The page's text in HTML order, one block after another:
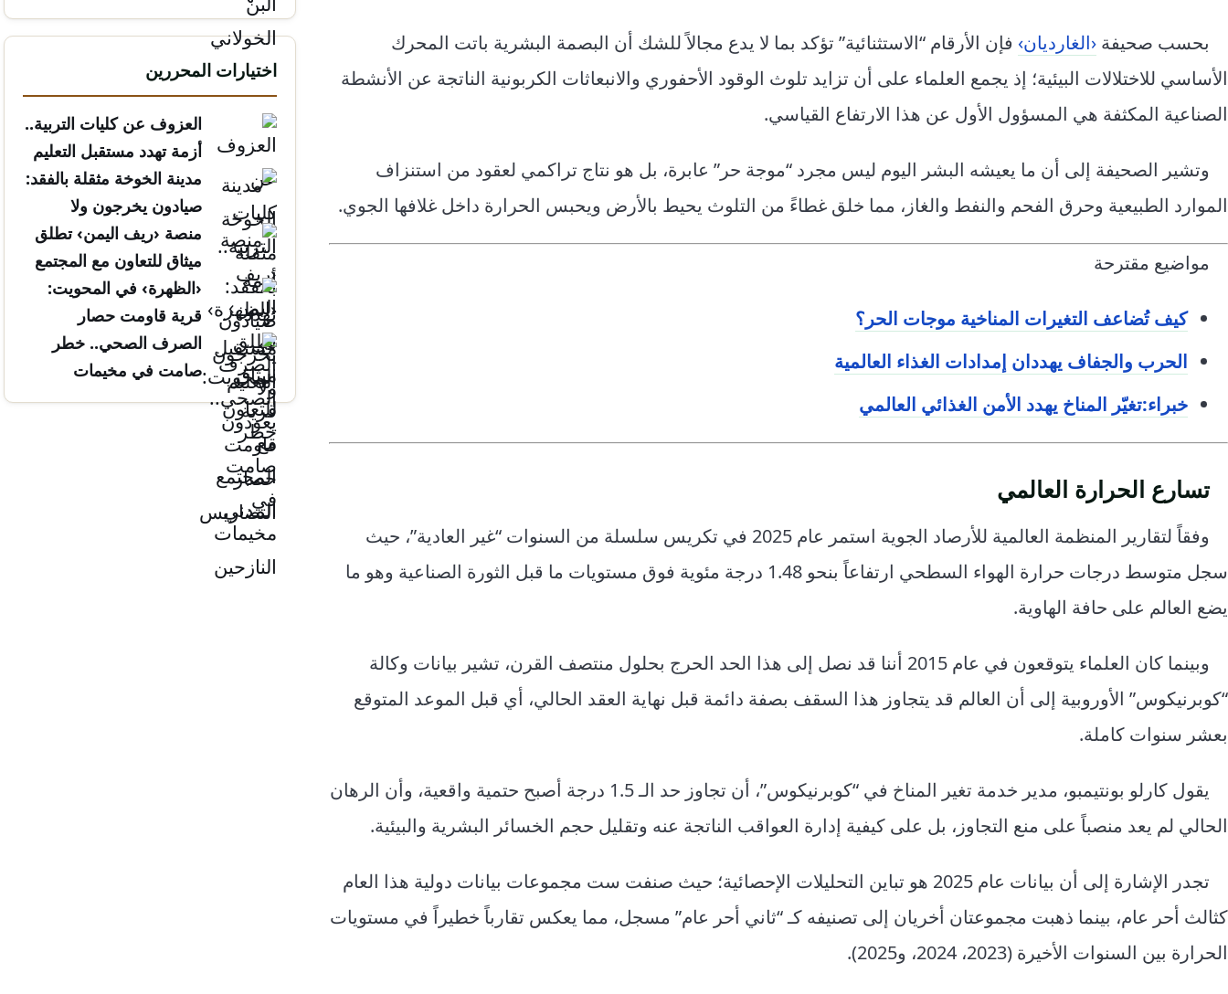
بحسب صحيفة ‹الغارديان› فإن الأرقام “الاستثنائية” تؤكد بما لا يدع مجالاً للشك أن البصمة البشرية باتت المحرك
الأساسي للاختلالات البيئية؛ إذ يجمع العلماء على أن تزايد تلوث الوقود الأحفوري والانبعاثات الكربونية الناتجة عن الأنشطة
الصناعية المكثفة هي المسؤول الأول عن هذا الارتفاع القياسي.
وتشير الصحيفة إلى أن ما يعيشه البشر اليوم ليس مجرد “موجة حر” عابرة، بل هو نتاج تراكمي لعقود من استنزاف
الموارد الطبيعية وحرق الفحم والنفط والغاز، مما خلق غطاءً من التلوث يحيط بالأرض ويحبس الحرارة داخل غلافها الجوي.
مواضيع مقترحة
كيف تُضاعف التغيرات المناخية موجات الحر؟
الحرب والجفاف يهددان إمدادات الغذاء العالمية
خبراء:تغيّر المناخ يهدد الأمن الغذائي العالمي
تسارع الحرارة العالمي
وفقاً لتقارير المنظمة العالمية للأرصاد الجوية استمر عام 2025 في تكريس سلسلة من السنوات “غير العادية”، حيث
سجل متوسط درجات حرارة الهواء السطحي ارتفاعاً بنحو 1.48 درجة مئوية فوق مستويات ما قبل الثورة الصناعية وهو ما
يضع العالم على حافة الهاوية.
وبينما كان العلماء يتوقعون في عام 2015 أننا قد نصل إلى هذا الحد الحرج بحلول منتصف القرن، تشير بيانات وكالة
“كوبرنيكوس” الأوروبية إلى أن العالم قد يتجاوز هذا السقف بصفة دائمة قبل نهاية العقد الحالي، أي قبل الموعد المتوقع
بعشر سنوات كاملة.
يقول كارلو بونتيمبو، مدير خدمة تغير المناخ في “كوبرنيكوس”، أن تجاوز حد الـ 1.5 درجة أصبح حتمية واقعية، وأن الرهان
الحالي لم يعد منصباً على منع التجاوز، بل على كيفية إدارة العواقب الناتجة عنه وتقليل حجم الخسائر البشرية والبيئية.
تجدر الإشارة إلى أن بيانات عام 2025 هو تباين التحليلات الإحصائية؛ حيث صنفت ست مجموعات بيانات دولية هذا العام
كثالث أحر عام، بينما ذهبت مجموعتان أخريان إلى تصنيفه كـ “ثاني أحر عام” مسجل، مما يعكس تقارباً خطيراً في مستويات
الحرارة بين السنوات الأخيرة (2023، 2024، و2025).
اختيارات المحررين
العزوف عن كليات التربية..
أزمة تهدد مستقبل التعليم
مدينة الخوخة مثقلة بالفقد:
صيادون يخرجون ولا
يعودون
منصة ‹ريف اليمن› تطلق
ميثاق للتعاون مع المجتمع
المدني
‹الظهرة› في المحويت:
قرية قاومت حصار
التضاريس
الصرف الصحي.. خطر
صامت في مخيمات
النازحين